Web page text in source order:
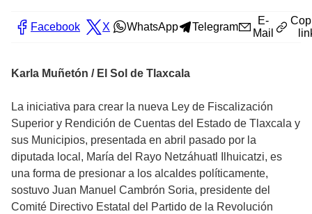
Facebook X WhatsApp Telegram
E-
Mail
Karla Muñetón / El Sol de Tlaxcala
La iniciativa para crear la nueva Ley de Fiscalización
Superior y Rendición de Cuentas del Estado de Tlaxcala y
sus Municipios, presentada en abril pasado por la
diputada local, María del Rayo Netzáhuatl Ilhuicatzi, es
una forma de presionar a los alcaldes políticamente,
sostuvo Juan Manuel Cambrón Soria, presidente del
Comité Directivo Estatal del Partido de la Revolución